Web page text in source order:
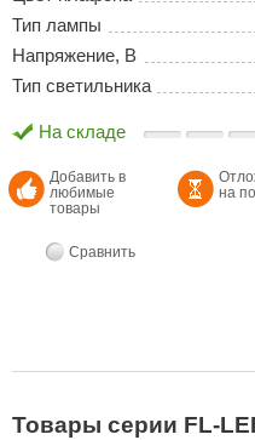
Тип лампы
Напряжение, В
Тип светильника
На складе
Добавить в
любимые
товары
на
Сравнить
Товары серии FL-